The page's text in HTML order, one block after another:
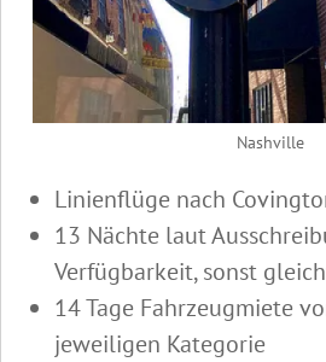
Nashville
Linienflüge nach
13 Nächte laut
Verfügbarkeit, sonst
14 Tage Fahrzeugmiete
jeweiligen Kategorie